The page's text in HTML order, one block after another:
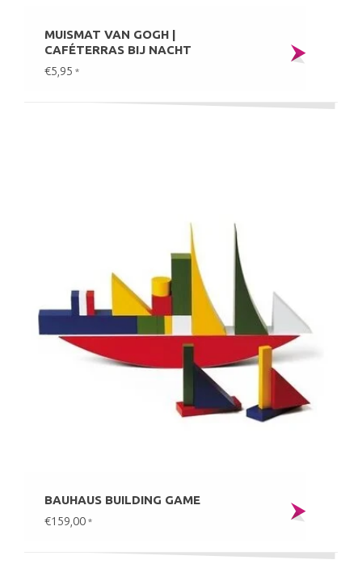
MUISMAT VAN GOGH |
CAFÉTERRAS BIJ NACHT
€5,95 *
BAUHAUS BUILDING GAME
€159,00 *